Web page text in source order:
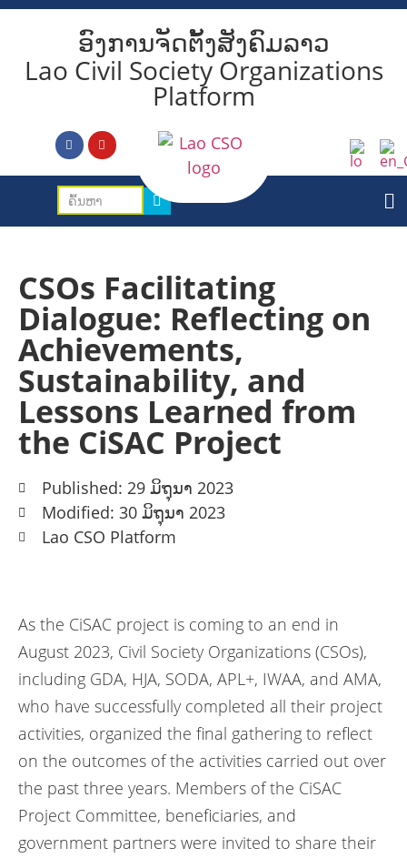
ອົງການຈັດຕັ້ງສັງຄົມລາວ
Lao Civil Society Organizations
Platform
CSOs Facilitating
Dialogue: Reflecting on
Achievements,
Sustainability, and
Lessons Learned from
the CiSAC Project
Published: 29 ມິຖຸນາ 2023
Modified: 30 ມິຖຸນາ 2023
Lao CSO Platform
As the CiSAC project is coming to an end in
August 2023, Civil Society Organizations (CSOs),
including GDA, HJA, SODA, APL+, IWAA, and AMA,
who have successfully completed all their project
activities, organized the final gathering to reflect
on the outcomes of the activities carried out over
the past three years. Members of the CiSAC
Project Committee, beneficiaries, and
government partners were invited to share their